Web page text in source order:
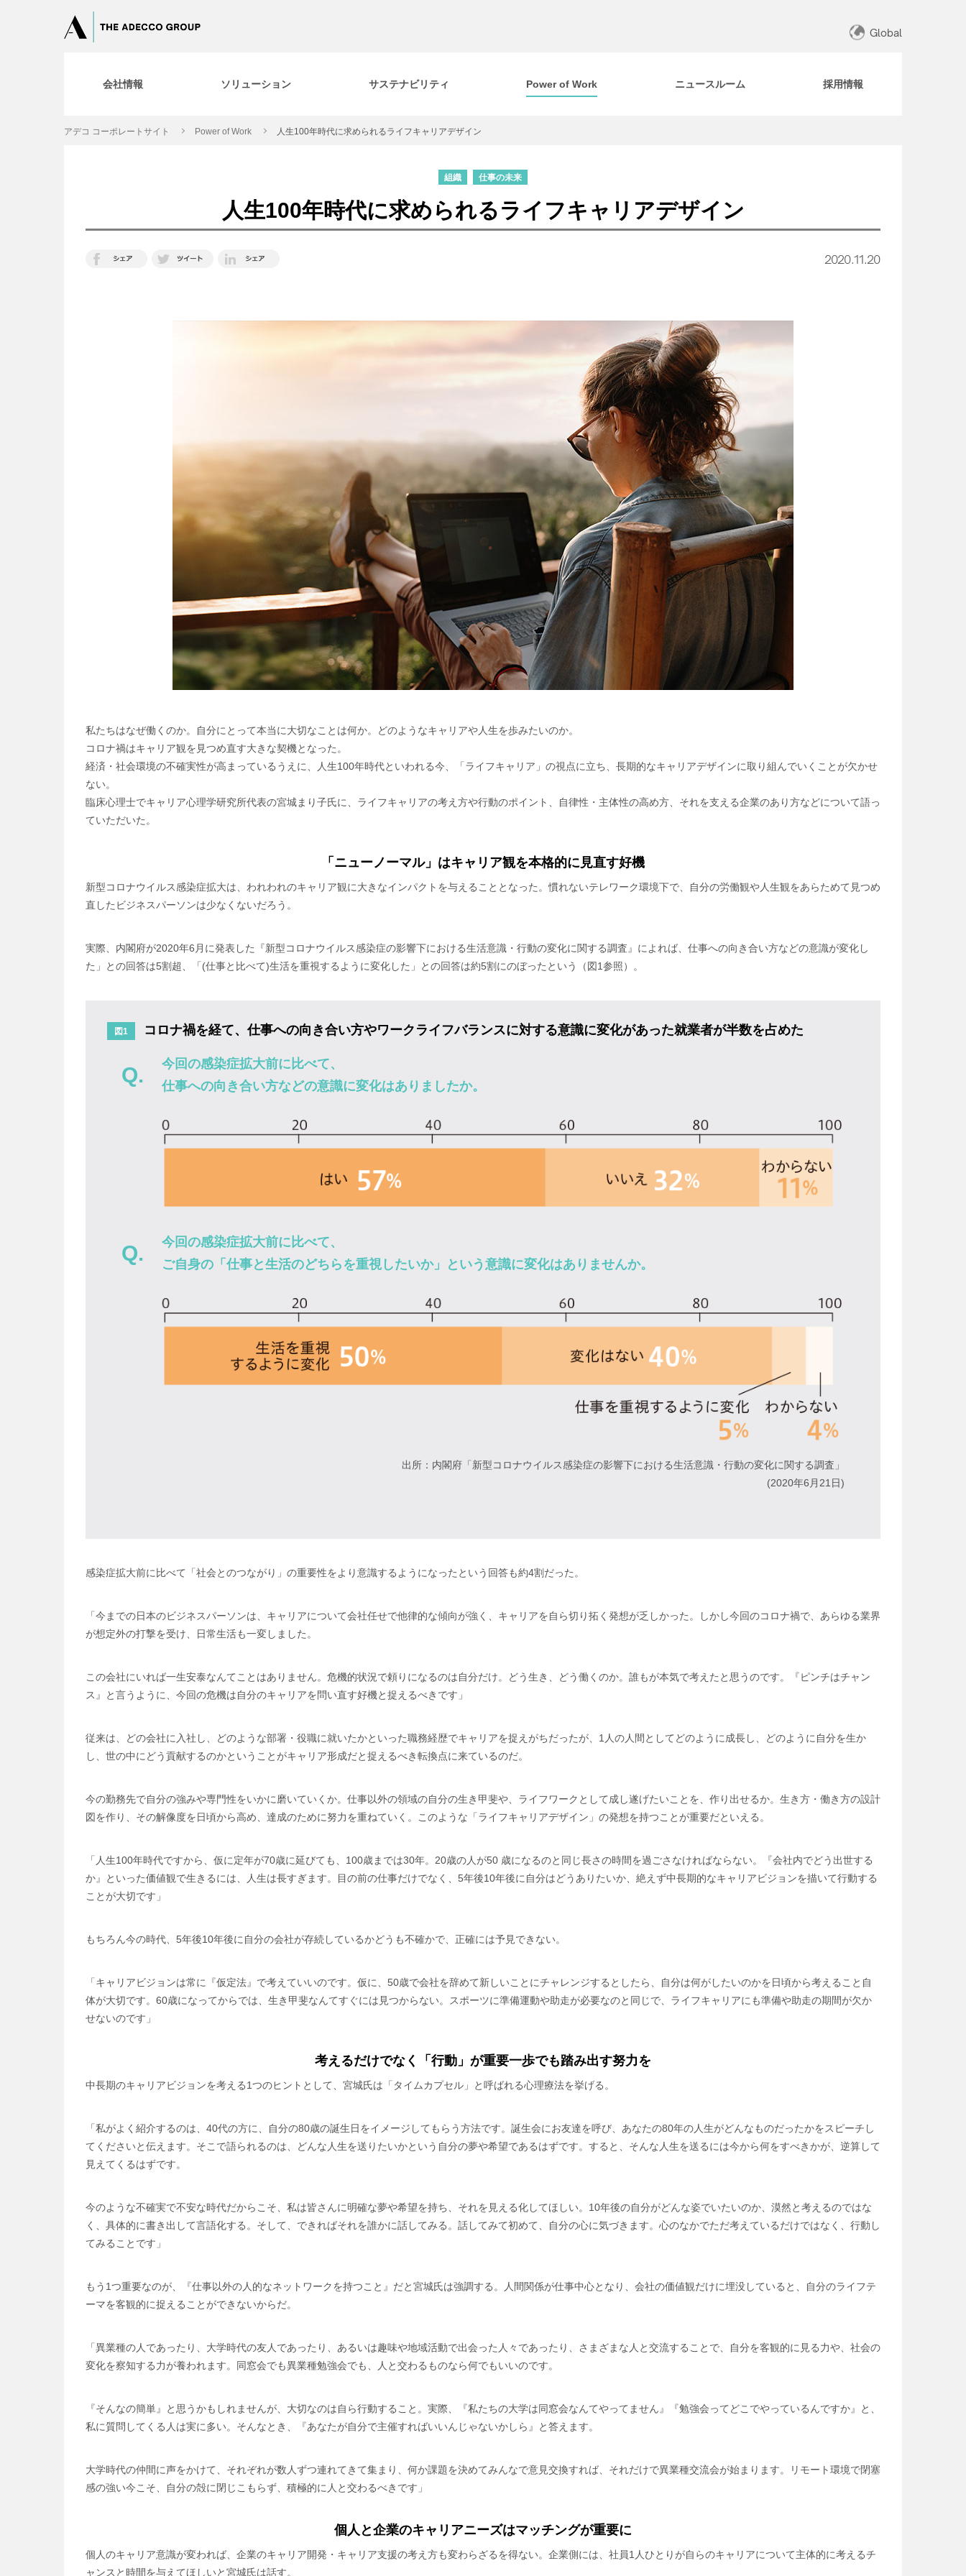
Global
会社情報 ソリューション サステナビリティ Power of Work ニュースルーム 採用情報
アデコ コーポレートサイト Power of Work 人生100年時代に求められるライフキャリアデザイン
組織 仕事の未来
人生100年時代に求められるライフキャリアデザイン
2020.11.20
私たちはなぜ働くのか。自分にとって本当に大切なことは何か。どのようなキャリアや人生を歩みたいのか。
コロナ禍はキャリア観を見つめ直す大きな契機となった。
経済・社会環境の不確実性が高まっているうえに、人生100年時代といわれる今、「ライフキャリア」の視点に立ち、長期的なキャリアデザインに取り組んでいくことが欠かせ
ない。
臨床心理士でキャリア心理学研究所代表の宮城まり子氏に、ライフキャリアの考え方や行動のポイント、自律性・主体性の高め方、それを支える企業のあり方などについて語っ
ていただいた。
「ニューノーマル」はキャリア観を本格的に見直す好機
新型コロナウイルス感染症拡大は、われわれのキャリア観に大きなインパクトを与えることとなった。慣れないテレワーク環境下で、自分の労働観や人生観をあらためて見つめ
直したビジネスパーソンは少なくないだろう。
実際、内閣府が2020年6月に発表した『新型コロナウイルス感染症の影響下における生活意識・行動の変化に関する調査』によれば、仕事への向き合い方などの意識が変化し
た」との回答は5割超、「(仕事と比べて)生活を重視するように変化した」との回答は約5割にのぼったという（図1参照）。
図1 コロナ禍を経て、仕事への向き合い方やワークライフバランスに対する意識に変化があった就業者が半数を占めた
今回の感染症拡大前に比べて、
仕事への向き合い方などの意識に変化はありましたか。
今回の感染症拡大前に比べて、
ご自身の「仕事と生活のどちらを重視したいか」という意識に変化はありませんか。
出所：内閣府「新型コロナウイルス感染症の影響下における生活意識・行動の変化に関する調査」
(2020年6月21日)
感染症拡大前に比べて「社会とのつながり」の重要性をより意識するようになったという回答も約4割だった。
「今までの日本のビジネスパーソンは、キャリアについて会社任せで他律的な傾向が強く、キャリアを自ら切り拓く発想が乏しかった。しかし今回のコロナ禍で、あらゆる業界
が想定外の打撃を受け、日常生活も一変しました。
この会社にいれば一生安泰なんてことはありません。危機的状況で頼りになるのは自分だけ。どう生き、どう働くのか。誰もが本気で考えたと思うのです。『ピンチはチャン
ス』と言うように、今回の危機は自分のキャリアを問い直す好機と捉えるべきです」
従来は、どの会社に入社し、どのような部署・役職に就いたかといった職務経歴でキャリアを捉えがちだったが、1人の人間としてどのように成長し、どのように自分を生か
し、世の中にどう貢献するのかということがキャリア形成だと捉えるべき転換点に来ているのだ。
今の勤務先で自分の強みや専門性をいかに磨いていくか。仕事以外の領域の自分の生き甲斐や、ライフワークとして成し遂げたいことを、作り出せるか。生き方・働き方の設計
図を作り、その解像度を日頃から高め、達成のために努力を重ねていく。このような「ライフキャリアデザイン」の発想を持つことが重要だといえる。
「人生100年時代ですから、仮に定年が70歳に延びても、100歳までは30年。20歳の人が50 歳になるのと同じ長さの時間を過ごさなければならない。『会社内でどう出世する
か』といった価値観で生きるには、人生は長すぎます。目の前の仕事だけでなく、5年後10年後に自分はどうありたいか、絶えず中長期的なキャリアビジョンを描いて行動する
ことが大切です」
もちろん今の時代、5年後10年後に自分の会社が存続しているかどうも不確かで、正確には予見できない。
「キャリアビジョンは常に『仮定法』で考えていいのです。仮に、50歳で会社を辞めて新しいことにチャレンジするとしたら、自分は何がしたいのかを日頃から考えること自
体が大切です。60歳になってからでは、生き甲斐なんてすぐには見つからない。スポーツに準備運動や助走が必要なのと同じで、ライフキャリアにも準備や助走の期間が欠か
せないのです」
考えるだけでなく「行動」が重要一歩でも踏み出す努力を
中長期のキャリアビジョンを考える1つのヒントとして、宮城氏は「タイムカプセル」と呼ばれる心理療法を挙げる。
「私がよく紹介するのは、40代の方に、自分の80歳の誕生日をイメージしてもらう方法です。誕生会にお友達を呼び、あなたの80年の人生がどんなものだったかをスピーチし
てくださいと伝えます。そこで語られるのは、どんな人生を送りたいかという自分の夢や希望であるはずです。すると、そんな人生を送るには今から何をすべきかが、逆算して
見えてくるはずです。
今のような不確実で不安な時代だからこそ、私は皆さんに明確な夢や希望を持ち、それを見える化してほしい。10年後の自分がどんな姿でいたいのか、漠然と考えるのではな
く、具体的に書き出して言語化する。そして、できればそれを誰かに話してみる。話してみて初めて、自分の心に気づきます。心のなかでただ考えているだけではなく、行動し
てみることです」
もう1つ重要なのが、『仕事以外の人的なネットワークを持つこと』だと宮城氏は強調する。人間関係が仕事中心となり、会社の価値観だけに埋没していると、自分のライフテ
ーマを客観的に捉えることができないからだ。
「異業種の人であったり、大学時代の友人であったり、あるいは趣味や地域活動で出会った人々であったり、さまざまな人と交流することで、自分を客観的に見る力や、社会の
変化を察知する力が養われます。同窓会でも異業種勉強会でも、人と交わるものなら何でもいいのです。
『そんなの簡単』と思うかもしれませんが、大切なのは自ら行動すること。実際、『私たちの大学は同窓会なんてやってません』『勉強会ってどこでやっているんですか』と、
私に質問してくる人は実に多い。そんなとき、『あなたが自分で主催すればいいんじゃないかしら』と答えます。
大学時代の仲間に声をかけて、それぞれが数人ずつ連れてきて集まり、何か課題を決めてみんなで意見交換すれば、それだけで異業種交流会が始まります。リモート環境で閉塞
感の強い今こそ、自分の殻に閉じこもらず、積極的に人と交わるべきです」
個人と企業のキャリアニーズはマッチングが重要に
個人のキャリア意識が変われば、企業のキャリア開発・キャリア支援の考え方も変わらざるを得ない。企業側には、社員1人ひとりが自らのキャリアについて主体的に考えるチ
ャンスと時間を与えてほしいと宮城氏は話す。